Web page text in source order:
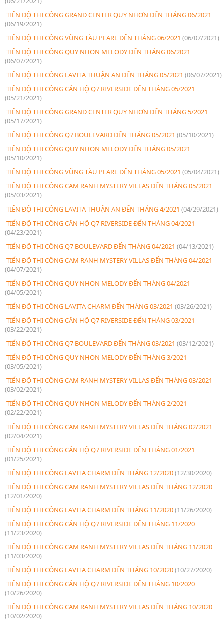
TIẾN ĐỘ THI CÔNG GRAND CENTER QUY NHƠN ĐẾN THÁNG 06/2021
(06/19/2021)
TIẾN ĐỘ THI CÔNG VŨNG TÀU PEARL ĐẾN THÁNG 06/2021 (06/07/2021)
TIẾN ĐỘ THI CÔNG QUY NHON MELODY ĐẾN THÁNG 06/2021
(06/07/2021)
TIẾN ĐỘ THI CÔNG LAVITA THUẬN AN ĐẾN THÁNG 05/2021 (06/07/2021)
TIẾN ĐỘ THI CÔNG CĂN HỘ Q7 RIVERSIDE ĐẾN THÁNG 05/2021
(05/21/2021)
TIẾN ĐỘ THI CÔNG GRAND CENTER QUY NHƠN ĐẾN THÁNG 5/2021
(05/17/2021)
TIẾN ĐỘ THI CÔNG Q7 BOULEVARD ĐẾN THÁNG 05/2021 (05/10/2021)
TIẾN ĐỘ THI CÔNG QUY NHON MELODY ĐẾN THÁNG 05/2021
(05/10/2021)
TIẾN ĐỘ THI CÔNG VŨNG TÀU PEARL ĐẾN THÁNG 05/2021 (05/04/2021)
TIẾN ĐỘ THI CÔNG CAM RANH MYSTERY VILLAS ĐẾN THÁNG 05/2021
(05/03/2021)
TIẾN ĐỘ THI CÔNG LAVITA THUẬN AN ĐẾN THÁNG 4/2021 (04/29/2021)
TIẾN ĐỘ THI CÔNG CĂN HỘ Q7 RIVERSIDE ĐẾN THÁNG 04/2021
(04/23/2021)
TIẾN ĐỘ THI CÔNG Q7 BOULEVARD ĐẾN THÁNG 04/2021 (04/13/2021)
TIẾN ĐỘ THI CÔNG CAM RANH MYSTERY VILLAS ĐẾN THÁNG 04/2021
(04/07/2021)
TIẾN ĐỘ THI CÔNG QUY NHON MELODY ĐẾN THÁNG 04/2021
(04/05/2021)
TIẾN ĐỘ THI CÔNG LAVITA CHARM ĐẾN THÁNG 03/2021 (03/26/2021)
TIẾN ĐỘ THI CÔNG CĂN HỘ Q7 RIVERSIDE ĐẾN THÁNG 03/2021
(03/22/2021)
TIẾN ĐỘ THI CÔNG Q7 BOULEVARD ĐẾN THÁNG 03/2021 (03/12/2021)
TIẾN ĐỘ THI CÔNG QUY NHON MELODY ĐẾN THÁNG 3/2021
(03/05/2021)
TIẾN ĐỘ THI CÔNG CAM RANH MYSTERY VILLAS ĐẾN THÁNG 03/2021
(03/02/2021)
TIẾN ĐỘ THI CÔNG QUY NHON MELODY ĐẾN THÁNG 2/2021
(02/22/2021)
TIẾN ĐỘ THI CÔNG CAM RANH MYSTERY VILLAS ĐẾN THÁNG 02/2021
(02/04/2021)
TIẾN ĐỘ THI CÔNG CĂN HỘ Q7 RIVERSIDE ĐẾN THÁNG 01/2021
(01/25/2021)
TIẾN ĐỘ THI CÔNG LAVITA CHARM ĐẾN THÁNG 12/2020(12/30/2020)
TIẾN ĐỘ THI CÔNG CAM RANH MYSTERY VILLAS ĐẾN THÁNG 12/2020
(12/01/2020)
TIẾN ĐỘ THI CÔNG LAVITA CHARM ĐẾN THÁNG 11/2020(11/26/2020)
TIẾN ĐỘ THI CÔNG CĂN HỘ Q7 RIVERSIDE ĐẾN THÁNG 11/2020
(11/23/2020)
TIẾN ĐỘ THI CÔNG CAM RANH MYSTERY VILLAS ĐẾN THÁNG 11/2020
(11/03/2020)
TIẾN ĐỘ THI CÔNG LAVITA CHARM ĐẾN THÁNG 10/2020(10/27/2020)
TIẾN ĐỘ THI CÔNG CĂN HỘ Q7 RIVERSIDE ĐẾN THÁNG 10/2020
(10/26/2020)
TIẾN ĐỘ THI CÔNG CAM RANH MYSTERY VILLAS ĐẾN THÁNG 10/2020
(10/02/2020)